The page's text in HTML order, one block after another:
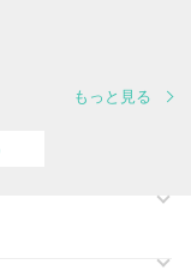
急便より出荷致しま
もっと見る